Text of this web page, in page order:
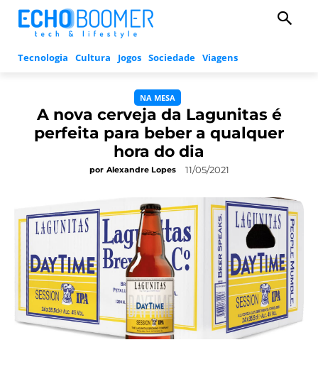
Tecnologia Cultura Jogos Sociedade Viagens
NA MESA
A nova cerveja da Lagunitas é
perfeita para beber a qualquer
hora do dia
por Alexandre Lopes 11/05/2021